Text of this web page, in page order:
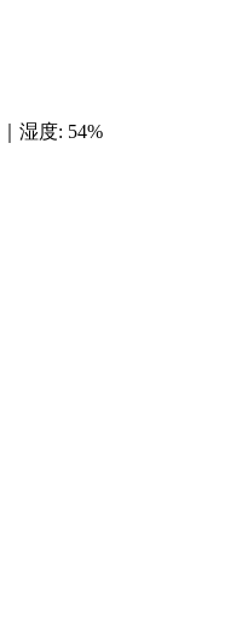
湿度: 54%